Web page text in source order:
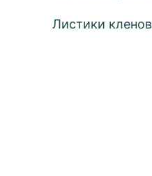
Листики